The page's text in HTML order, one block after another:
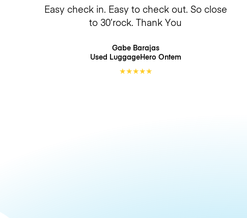
Easy check in. Easy to check out. So close
to 30’rock. Thank You
Gabe Barajas
Used LuggageHero Ontem
★★★★★